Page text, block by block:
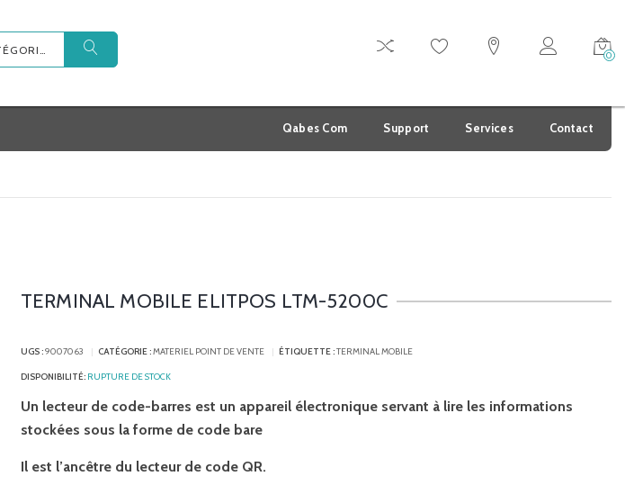
TOUTES CATÉGORIES 0
Qabes Com Support Services Contact
TERMINAL MOBILE ELITPOS LTM-5200C
UGS :9007063 CATÉGORIE :MATERIEL POINT DE VENTE ÉTIQUETTE :TERMINAL MOBILE
Un lecteur de code-barres est un appareil électronique servant à lire les informations
stockées sous la forme de code bare
Il est l’ancêtre du lecteur de code QR.
RUPTURE DE STOCK